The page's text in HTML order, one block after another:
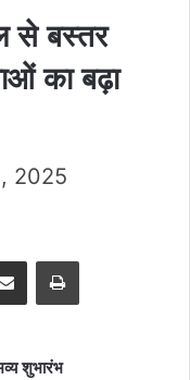
से बस्तर
का बढ़ा
2025
Share via Email Print
शुभारंभ